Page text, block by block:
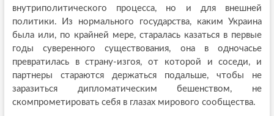
внутриполитического процесса, но и для внешней
политики. Из нормального государства, каким Украина
была или, по крайней мере, старалась казаться в первые
годы суверенного существования, она в одночасье
превратилась в страну-изгоя, от которой и соседи, и
партнеры стараются держаться подальше, чтобы не
заразиться дипломатическим бешенством, не
скомпрометировать себя в глазах мирового сообщества.